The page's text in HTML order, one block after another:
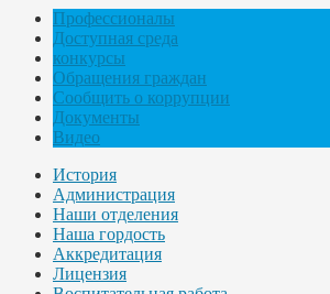
Профессионалы
Доступная среда
конкурсы
Обращения граждан
Сообщить о коррупции
Документы
Видео
История
Администрация
Наши отделения
Наша гордость
Аккредитация
Лицензия